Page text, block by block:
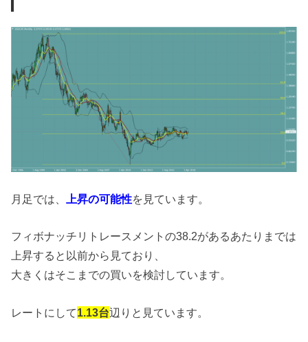
月足では、 上昇の可能性を見ています。
フィボナッチリトレースメントの38.2があるあたりまでは
上昇すると以前から見ており、
大きくはそこまでの買いを検討しています。
レートにして1.13台辺りと見ています。